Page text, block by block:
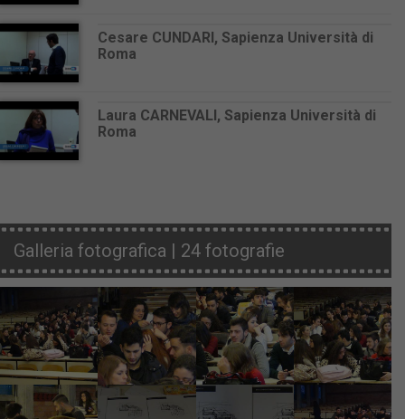
Cesare CUNDARI, Sapienza Università di
Roma
Laura CARNEVALI, Sapienza Università di
Roma
Galleria fotografica | 24 fotografie